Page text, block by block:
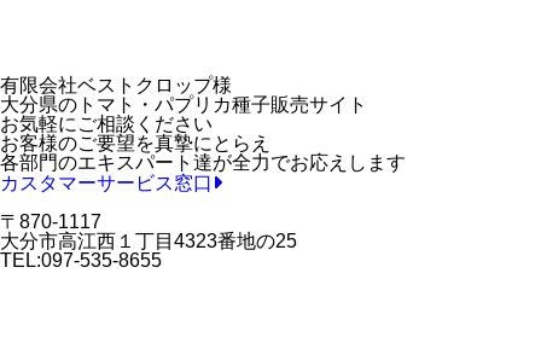
有限会社ベストクロップ様
大分県のトマト・パプリカ種子販売サイト
お気軽にご相談ください
お客様のご要望を真摯にとらえ
各部門のエキスパート達が全力でお応えします
カスタマーサービス窓口
〒870-1117
大分市高江西１丁目4323番地の25
TEL:097-535-8655